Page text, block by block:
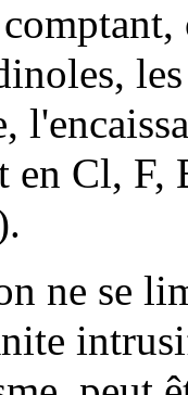
,
en Cl,
ne se